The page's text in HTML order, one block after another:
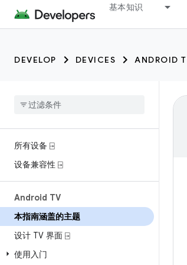
基本知识
DEVELOP DEVICES ANDROID
所有设备 ⍈
设备兼容性 ⍈
Android TV
本指南涵盖的主题
设计 TV 界面 ⍈
使用入门